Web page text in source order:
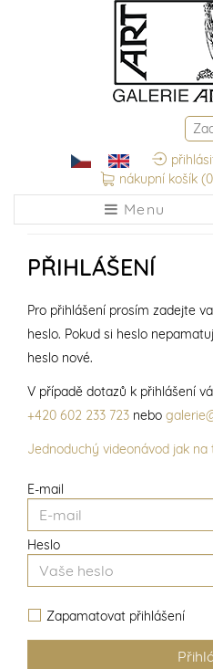
nákupní košík
Menu
PŘIHLÁŠENÍ
E-mail
Heslo
Zapamatovat přihlášení
Pro přihlášení prosím zadejte
heslo. Pokud si heslo
heslo nové.
V případě dotazů k přihlášení
+420 602 233 723 nebo
Jednoduchý videonávod jak na